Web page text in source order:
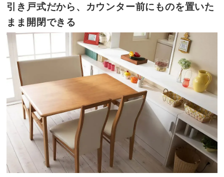
引き戸式だから、カウンター前にものを置いた
まま開閉できる